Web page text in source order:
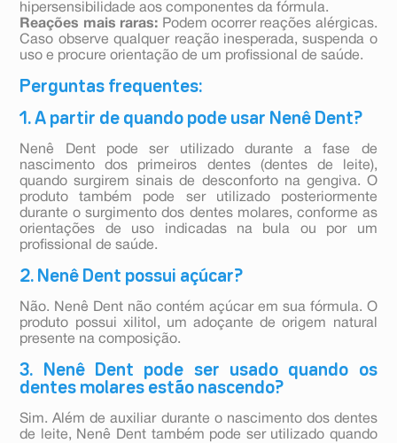
hipersensibilidade aos componentes da fórmula.
Reações mais raras: Podem ocorrer reações alérgicas.
Caso observe qualquer reação inesperada, suspenda o
uso e procure orientação de um profissional de saúde.
Perguntas frequentes:
1. A partir de quando pode usar Nenê Dent?
Nenê Dent pode ser utilizado durante a fase de
nascimento dos primeiros dentes (dentes de leite),
quando surgirem sinais de desconforto na gengiva. O
produto também pode ser utilizado posteriormente
durante o surgimento dos dentes molares, conforme as
orientações de uso indicadas na bula ou por um
profissional de saúde.
2. Nenê Dent possui açúcar?
Não. Nenê Dent não contém açúcar em sua fórmula. O
produto possui xilitol, um adoçante de origem natural
presente na composição.
3. Nenê Dent pode ser usado quando os
dentes molares estão nascendo?
Sim. Além de auxiliar durante o nascimento dos dentes
de leite, Nenê Dent também pode ser utilizado quando